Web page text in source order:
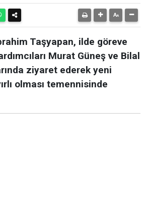
Taşyapan, ilde göreve
Murat Güneş ve Bilal
ziyaret ederek yeni
olması temennisinde